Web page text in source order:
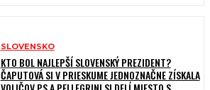
SLOVENSKO
KTO BOL NAJLEPŠÍ SLOVENSKÝ PREZIDENT?
ČAPUTOVÁ SI V PRIESKUME JEDNOZNAČNE ZÍSKALA